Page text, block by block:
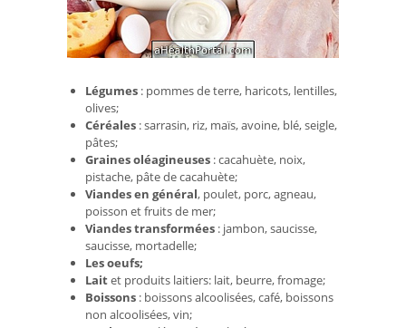
Légumes : pommes de terre, haricots, lentilles,
olives;
Céréales : sarrasin, riz, maïs, avoine, blé, seigle,
pâtes;
Graines oléagineuses : cacahuète, noix,
pistache, pâte de cacahuète;
Viandes en général, poulet, porc, agneau,
poisson et fruits de mer;
Viandes transformées : jambon, saucisse,
saucisse, mortadelle;
Les oeufs;
Laitet produits laitiers: lait, beurre, fromage;
Boissons : boissons alcoolisées, café, boissons
non alcoolisées, vin;